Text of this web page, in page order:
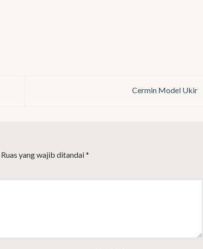
Cermin Model Ukir
Ruas yang wajib ditandai*